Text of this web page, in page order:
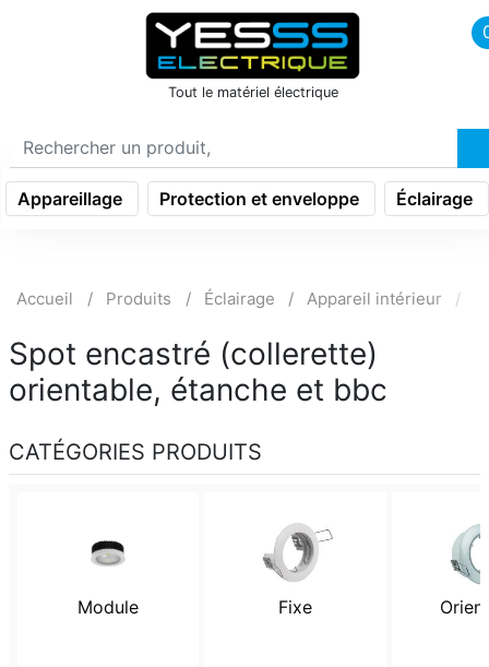
icon menu burger
Tout le matériel électrique
Appareillage Protection et enveloppe Éclairage
Accueil Produits Éclairage Appareil intérieur
Spot encastré (collerette)
orientable, étanche et bbc
CATÉGORIES PRODUITS
Module Fixe